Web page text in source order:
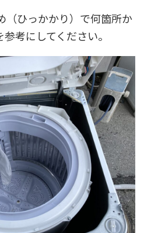
（ひっかかり）で何箇所か
考にしてください。